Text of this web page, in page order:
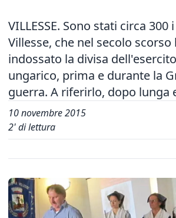
VILLESSE. Sono stati circa 300
Villesse, che nel secolo scorso
indossato la divisa
ungarico, prima e durante la
guerra. A riferirlo, dopo lunga
10 novembre 2015
2' di lettura